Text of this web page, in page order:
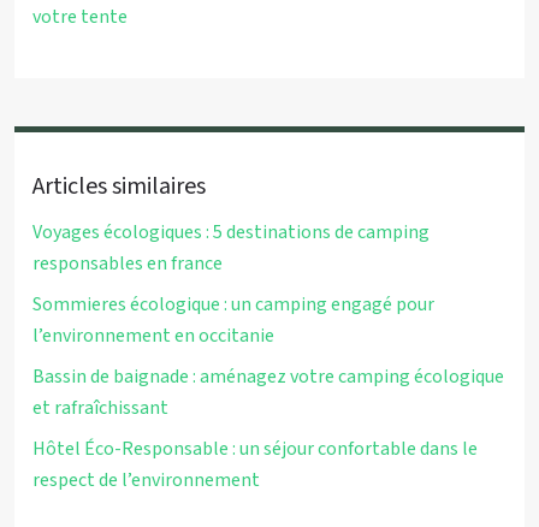
votre tente
Articles similaires
Voyages écologiques : 5 destinations de camping
responsables en france
Sommieres écologique : un camping engagé pour
l’environnement en occitanie
Bassin de baignade : aménagez votre camping écologique
et rafraîchissant
Hôtel Éco-Responsable : un séjour confortable dans le
respect de l’environnement